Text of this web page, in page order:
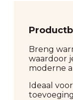
Breng
waardoor
moderne
Ideaal